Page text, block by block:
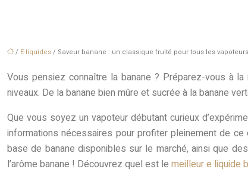
/ E-liquides/ Saveur banane : un classique fruité pour tous les vapoteurs
Vous pensiez connaître la banane ? Préparez-vous à
niveaux. De la banane bien mûre et sucrée à la banane
Que vous soyez un vapoteur débutant curieux
informations nécessaires pour profiter pleinement de
base de banane disponibles sur le marché, ainsi que
l’arôme banane ! Découvrez quel est le meilleur e liquide